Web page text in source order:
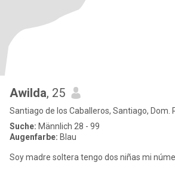
Awilda, 25
Santiago de los Caballeros, Santiago, Dom.
Suche: Männlich 28 - 99
Augenfarbe: Blau
Soy madre soltera tengo dos niñas mi